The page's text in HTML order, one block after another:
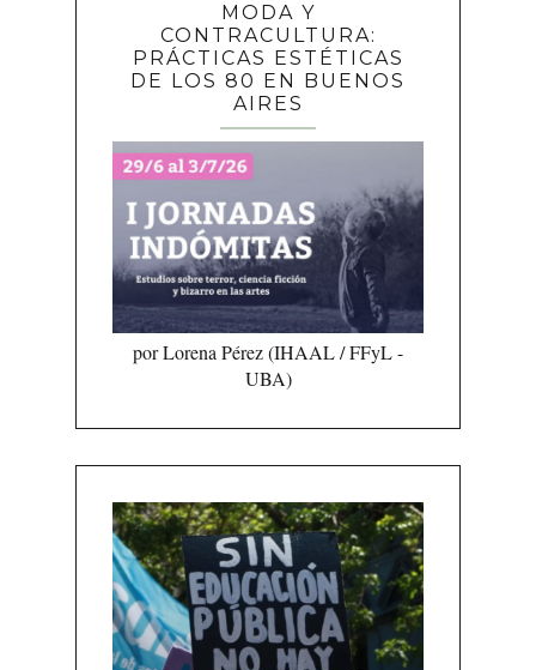
MODA Y
CONTRACULTURA:
PRÁCTICAS ESTÉTICAS
DE LOS 80 EN BUENOS
AIRES
por Lorena Pérez (IHAAL / FFyL -
UBA)